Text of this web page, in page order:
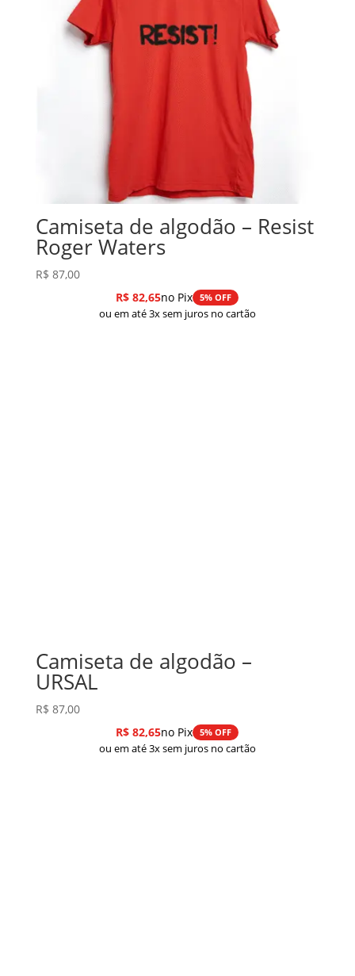
Camiseta de algodão – Resist
Roger Waters
R$ 87,00
R$ 82,65no Pix 5% OFF
ou em até 3x sem juros no cartão
Camiseta de algodão –
URSAL
R$ 87,00
R$ 82,65no Pix 5% OFF
ou em até 3x sem juros no cartão